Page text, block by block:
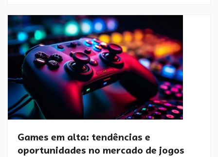
Games em alta: tendências e
oportunidades no mercado de jogos